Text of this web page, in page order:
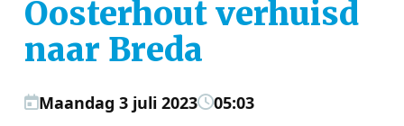
Oosterhout verhuisd
naar Breda
Maandag 3 juli 2023 05:03